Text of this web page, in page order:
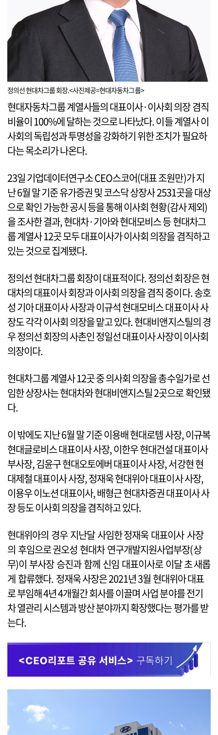
정의선 현대차그룹 회장.<사진제공=현대자동차그룹>
현대자동차그룹 계열사들의 대표이사·이사회 의장 겸직
비율이 100%에 달하는 것으로 나타났다. 이들 계열사 이
사회의 독립성과 투명성을 강화하기 위한 조치가 필요하
다는 목소리가 나온다.
23일 기업데이터연구소 CEO스코어(대표 조원만)가 지
난 6월 말 기준 유가증권 및 코스닥 상장사 2531곳을 대상
으로 확인 가능한 공시 등을 통해 이사회 현황(감사 제외)
을 조사한 결과, 현대차·기아와 현대모비스 등 현대차그
룹 계열사 12곳 모두 대표이사가 이사회 의장을 겸직하고
있는 것으로 집계됐다.
정의선 현대차그룹 회장이 대표적이다. 정의선 회장은 현
대차의 대표이사 회장과 이사회 의장을 겸직 중이다. 송호
성 기아 대표이사 사장과 이규석 현대모비스 대표이사 사
장도 각각 이사회 의장을 맡고 있다. 현대비앤지스틸의 경
우 정의선 회장의 사촌인 정일선 대표이사 사장이 이사회
의장이다.
현대차그룹 계열사 12곳 중 의사회 의장을 총수일가로 선
임한 상장사는 현대차와 현대비앤지스틸 2곳으로 확인됐
다.
이 밖에도 지난 6월 말 기준 이용배 현대로템 사장, 이규복
현대글로비스 대표이사 사장, 이한우 현대건설 대표이사
부사장, 김윤구 현대오토에버 대표이사 사장, 서강현 현
대제철 대표이사 사장, 정재욱 현대위아 대표이사 사장,
이용우 이노션 대표이사, 배형근 현대차증권 대표이사 사
장 등도 이사회 의장을 겸직하고 있다.
현대위아의 경우 지난달 사임한 정재욱 대표이사 사장
의 후임으로 권오성 현대차 연구개발지원사업부장(상
무)이 부사장 승진과 함께 신임 대표이사로 이달 초 새롭
게 합류했다. 정재욱 사장은 2021년 3월 현대위아 대표
로 부임해 4년 4개월간 회사를 이끌며 사업 분야를 전기
차 열관리 시스템과 방산 분야까지 확장했다는 평가를 받
는다.